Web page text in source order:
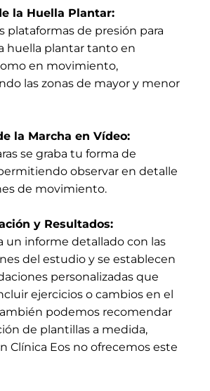
la Huella Plantar:
plataformas de presión para
huella plantar tanto en
en movimiento,
las zonas de mayor y menor
la Marcha en Vídeo:
se graba tu forma de
observar en detalle
de movimiento.
y Resultados:
un informe detallado con las
del estudio y se establecen
personalizadas que
ejercicios o cambios en el
podemos recomendar
de plantillas a medida,
Clínica Eos no ofrecemos este